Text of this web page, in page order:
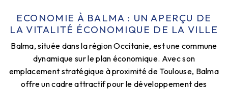
ECONOMIE À BALMA : UN APERÇU DE
LA VITALITÉ ÉCONOMIQUE DE LA VILLE
Balma, située dans la région Occitanie, est une commune
dynamique sur le plan économique. Avec son
emplacement stratégique à proximité de Toulouse, Balma
offre un cadre attractif pour le développement des